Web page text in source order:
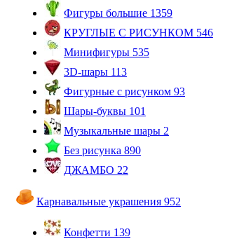
Фигуры большие 1359
КРУГЛЫЕ С РИСУНКОМ 546
Минифигуры 535
3D-шары 113
Фигурные с рисунком 93
Шары-буквы 101
Музыкальные шары 2
Без рисунка 890
ДЖАМБО 22
Карнавальные украшения 952
Конфетти 139